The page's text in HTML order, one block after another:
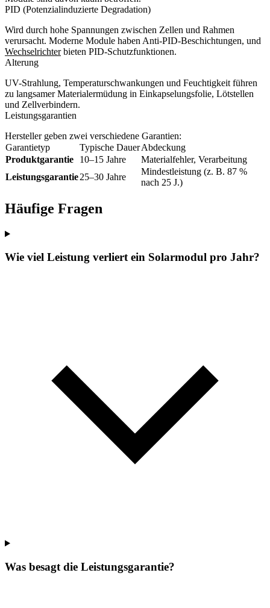
PID (Potenzialinduzierte Degradation)
Wird durch hohe Spannungen zwischen Zellen und Rahmen
verursacht. Moderne Module haben Anti-PID-Beschichtungen, und
Wechselrichterbieten PID-Schutzfunktionen.
Alterung
UV-Strahlung, Temperaturschwankungen und Feuchtigkeit führen
zu langsamer Materialermüdung in Einkapselungsfolie, Lötstellen
und Zellverbindern.
Leistungsgarantien
Hersteller geben zwei verschiedene Garantien:
Garantietyp
Typische DauerAbdeckung
Produktgarantie
10–15 Jahre
Materialfehler, Verarbeitung
Leistungsgarantie25–30 Jahre
Mindestleistung (z. B. 87 %
nach 25 J.)
Häufige Fragen
Wie viel Leistung verliert ein Solarmodul pro Jahr?
Was besagt die Leistungsgarantie?